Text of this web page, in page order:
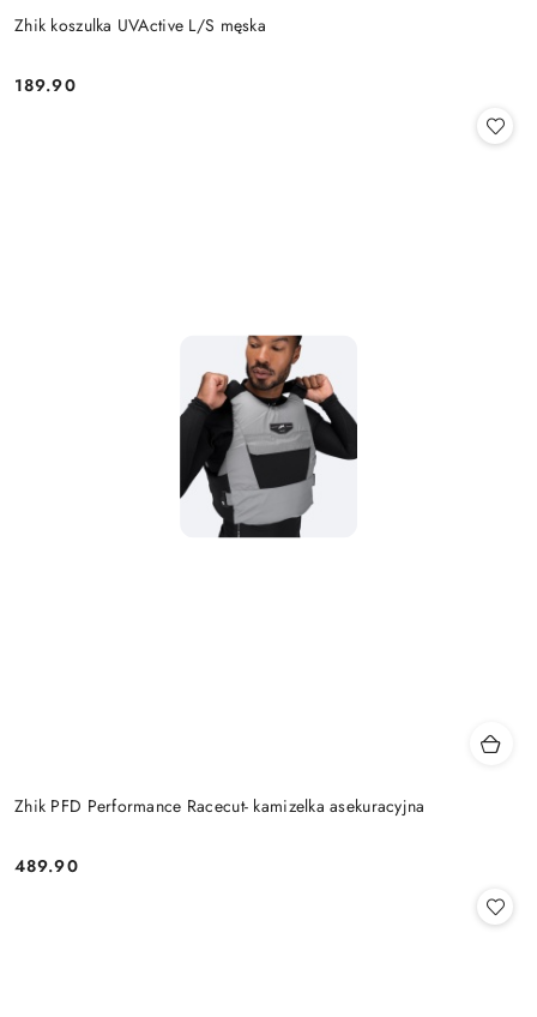
Zhik koszulka UVActive L/S męska
Cena:
189.90
Zhik PFD Performance Racecut- kamizelka asekuracyjna
Cena:
489.90